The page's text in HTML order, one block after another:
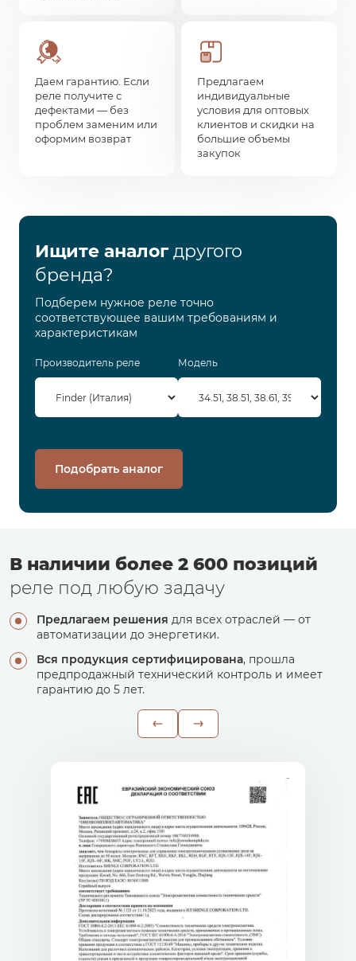
Даем гарантию. Если
реле получите с
дефектами — без
проблем заменим или
оформим возврат
Предлагаем
индивидуальные
условия для оптовых
клиентов и скидки на
большие объемы
закупок
Ищите аналогдругого
бренда?
Подберем нужное реле точно
соответствующее вашим требованиям и
характеристикам
Производитель реле Модель
Подобрать аналог
В наличии более 2 600 позиций
реле под любую задачу
Предлагаем решения для всех отраслей — от
автоматизации до энергетики.
Вся продукция сертифицирована, прошла
предпродажный технический контроль и имеет
гарантию до 5 лет.